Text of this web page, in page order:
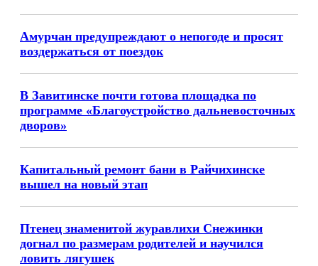
Амурчан предупреждают о непогоде и просят
воздержаться от поездок
В Завитинске почти готова площадка по
программе «Благоустройство дальневосточных
дворов»
Капитальный ремонт бани в Райчихинске
вышел на новый этап
Птенец знаменитой журавлихи Снежинки
догнал по размерам родителей и научился
ловить лягушек